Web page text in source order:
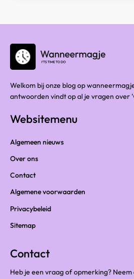
Welkom bij onze blog op
antwoorden vindt op al je vragen over
Websitemenu
Algemeen nieuws
Over ons
Contact
Algemene voorwaarden
Privacybeleid
Sitemap
Contact
Heb je een vraag of opmerking?